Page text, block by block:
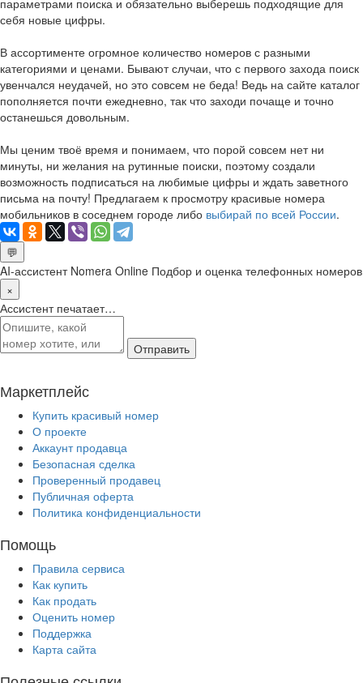
себя новые цифры.
В ассортименте огромное количество номеров с разными
категориями и ценами. Бывают случаи, что с первого захода поиск
увенчался неудачей, но это совсем не беда! Ведь на сайте каталог
пополняется почти ежедневно, так что заходи почаще и точно
останешься довольным.
Мы ценим твоё время и понимаем, что порой совсем нет ни
минуты, ни желания на рутинные поиски, поэтому создали
возможность подписаться на любимые цифры и ждать заветного
письма на почту! Предлагаем к просмотру красивые номера
мобильников в соседнем городе либо выбирай по всей России.
💬
AI-ассистент Nomera Online Подбор и оценка телефонных номеров
×
Ассистент печатает…
Отправить
Маркетплейс
Купить красивый номер
О проекте
Аккаунт продавца
Безопасная сделка
Проверенный продавец
Публичная оферта
Политика конфиденциальности
Помощь
Правила сервиса
Как купить
Как продать
Оценить номер
Поддержка
Карта сайта